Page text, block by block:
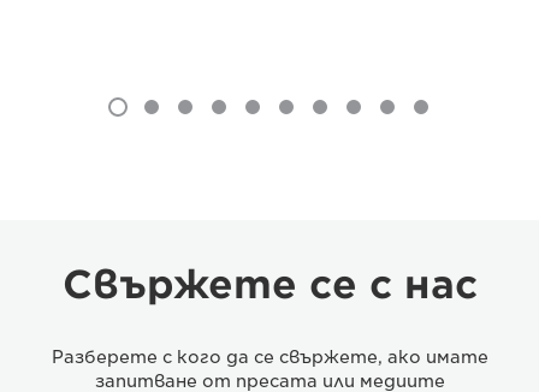
Свържете се с нас
Разберете с кого да се свържете, ако имате
запитване от пресата или медиите